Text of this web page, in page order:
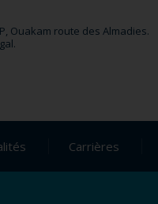
Ouakam route des Almadies.
Carrières